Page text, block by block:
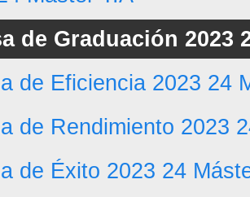
de Graduación 2023
de Eficiencia 2023 24
de Rendimiento 2023
de Éxito 2023 24